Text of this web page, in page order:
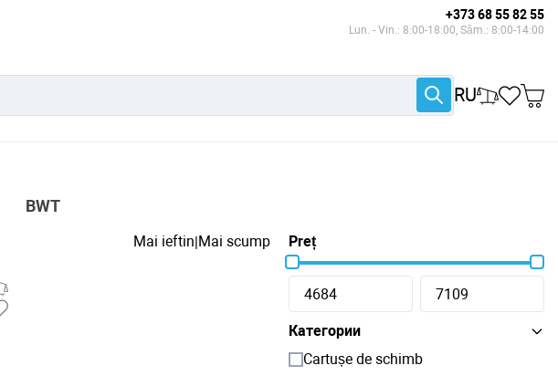
+373 68 55 82 55
Lun. - Vin.: 8:00-18:00, Sâm.: 8:00-14:00
RU
BWT
Mai ieftin|Mai scump Preț
Категории
Cartușe de schimb